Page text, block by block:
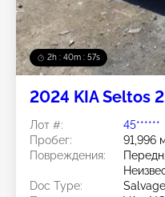
2h : 40m : 54s
2024 KIA Seltos
Лот #:
45******
Пробег:
91,996
Повреждения:
Doc Type: